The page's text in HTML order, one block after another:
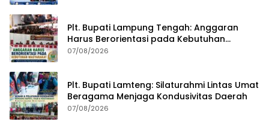
Plt. Bupati Lampung Tengah: Anggaran
Harus Berorientasi pada Kebutuhan
Masyarakat
07/08/2026
Plt. Bupati Lamteng: Silaturahmi Lintas Umat
Beragama Menjaga Kondusivitas Daerah
07/08/2026